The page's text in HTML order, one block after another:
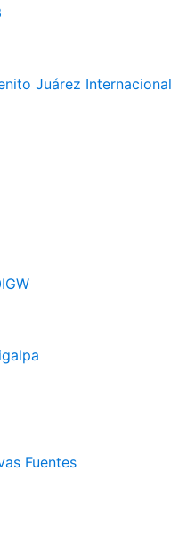
Juárez Internacional
Fuentes